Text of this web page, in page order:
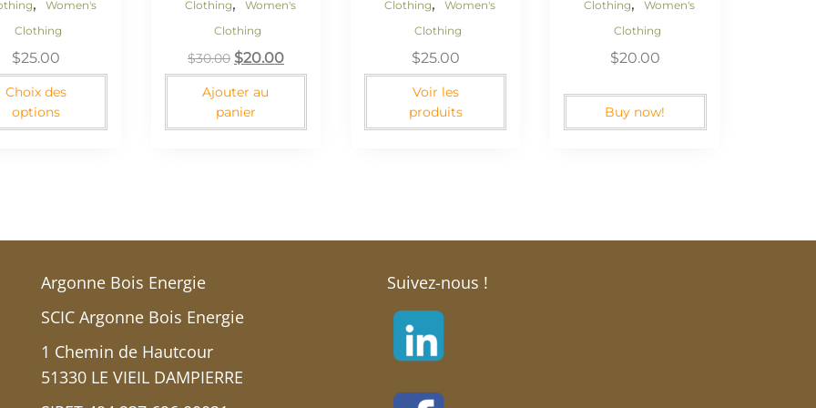
Women's
Clothing
$25.00
Choix des
options
Clothing
Women's
Clothing
$30.00 $20.00
Ajouter au
panier
Clothing
Women's
Clothing
$25.00
Voir les
produits
Clothing
Women's
Clothing
$20.00
Buy now!
Argonne Bois Energie
SCIC Argonne Bois Energie
1 Chemin de Hautcour
51330 LE VIEIL DAMPIERRE
Suivez-nous !